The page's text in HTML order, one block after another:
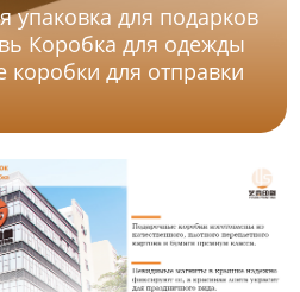
упаковка для подарков
Коробка для одежды
коробки для отправки